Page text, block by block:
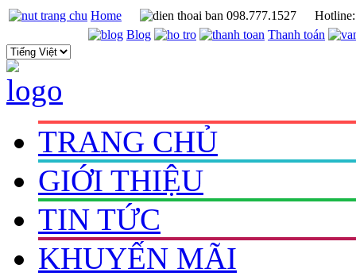
Home 098.777.1527
Blog
Thanh toán
TRANG CHỦ
GIỚI THIỆU
TIN TỨC
KHUYẾN MÃI